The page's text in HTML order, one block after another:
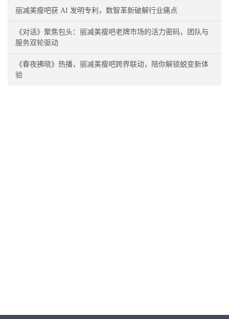
丽减美瘦吧获 AI 发明专利，数智革新破解行业痛点
《对话》聚焦包头：丽减美瘦吧老牌市场的活力密码，团队与
服务双轮驱动
《春夜拂晓》热播，丽减美瘦吧跨界联动，陪你解锁蜕变新体
验